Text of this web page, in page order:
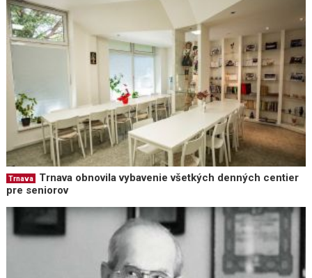
Trnava
Trnava obnovila vybavenie všetkých denných centier
pre seniorov